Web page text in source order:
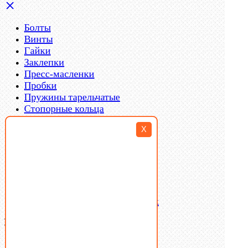
X
Болты
Винты
Гайки
Заклепки
Пресс-масленки
Пробки
Пружины тарельчатые
Стопорные кольца
Такелаж
Латунный и бронзовый крепеж
Ваша корзина